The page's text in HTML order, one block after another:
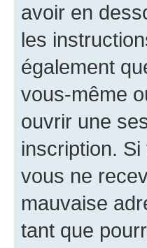
avoir en
les
également
vous-même
ouvrir une
inscription.
vous ne
mauvaise
tant que